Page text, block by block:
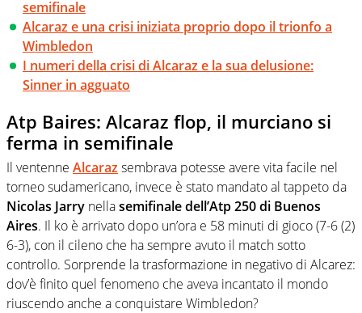
semifinale
Alcaraz e una crisi iniziata proprio dopo il trionfo a
Wimbledon
I numeri della crisi di Alcaraz e la sua delusione:
Sinner in agguato
Atp Baires: Alcaraz flop, il murciano si
ferma in semifinale
Il ventenne Alcaraz sembrava potesse avere vita facile nel
torneo sudamericano, invece è stato mandato al tappeto da
Nicolas Jarry nellasemifinale dell’Atp 250 di Buenos
Aires. Il ko è arrivato dopo un’ora e 58 minuti di gioco (7-6 (2)
6-3), con il cileno che ha sempre avuto il match sotto
controllo. Sorprende la trasformazione in negativo di Alcarez:
dov’è finito quel fenomeno che aveva incantato il mondo
riuscendo anche a conquistare Wimbledon?